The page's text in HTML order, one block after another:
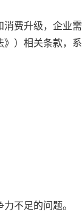
消费升级，企业需
》）相关条款，系
不足的问题。